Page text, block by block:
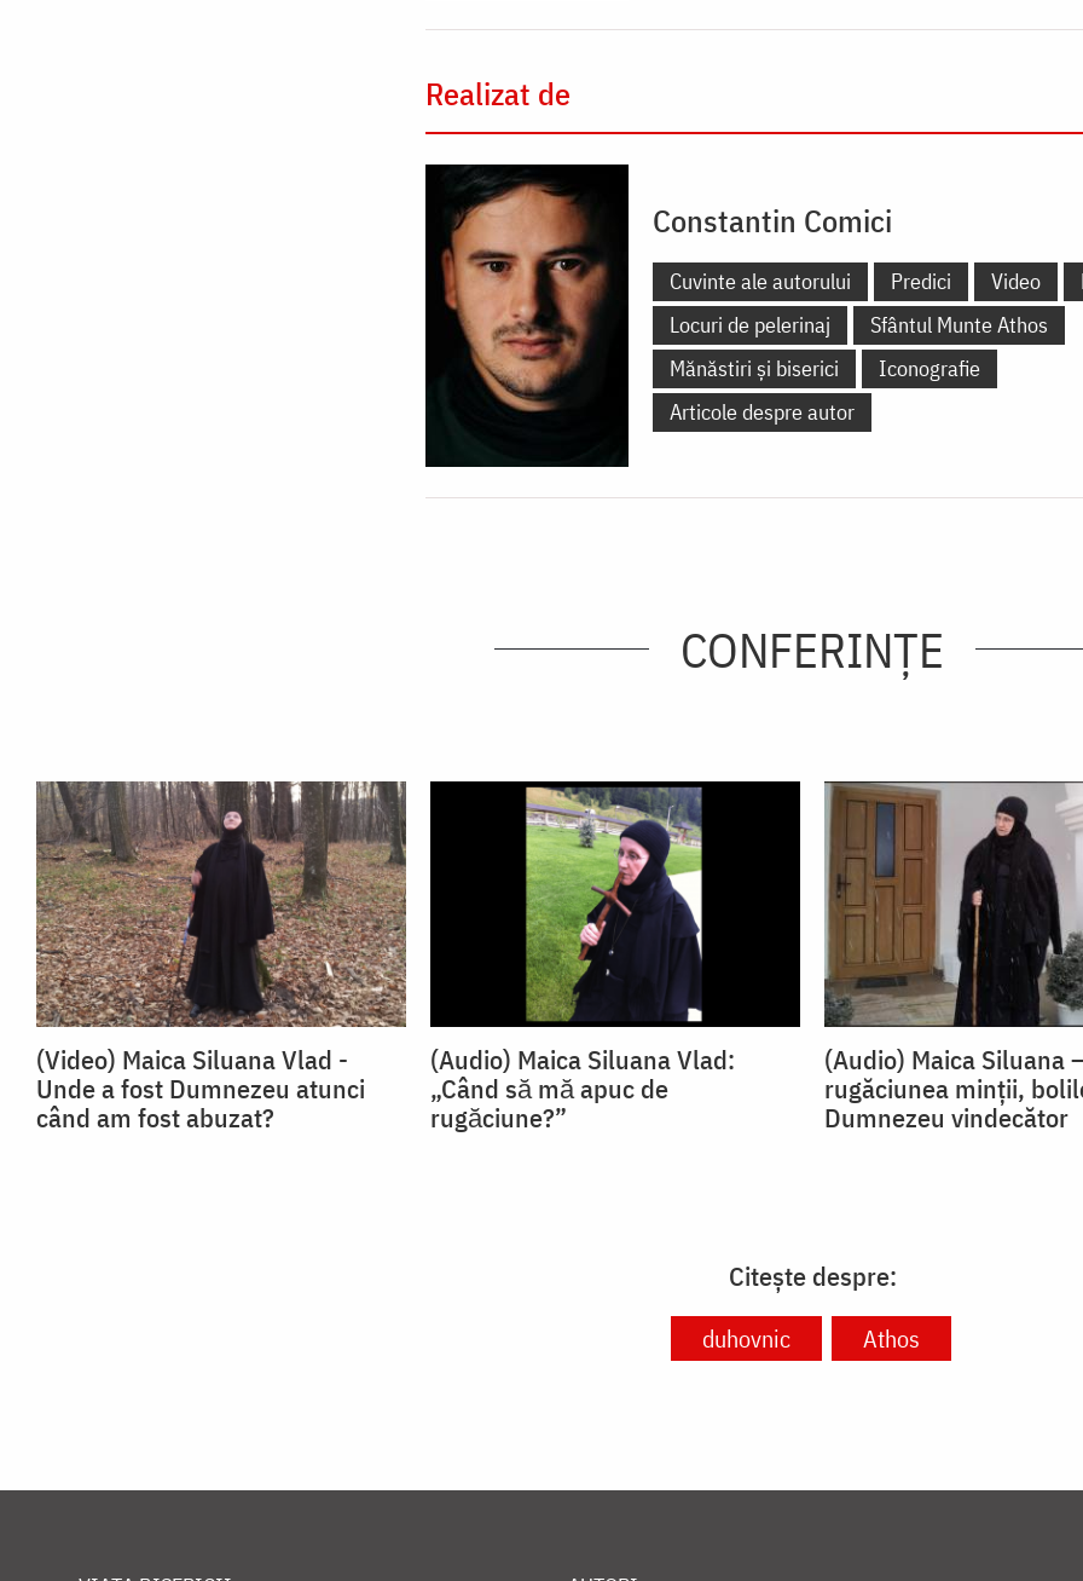
Realizat de
Constantin Comici
Cuvinte ale autorului Predici Video
Locuri de pelerinaj
Sfântul Munte Athos
Mănăstiri și biserici
Iconografie
Articole despre autor
CONFERINȚE
(Video) Maica Siluana Vlad -
Unde a fost Dumnezeu atunci
când am fost abuzat?
(Audio) Maica Siluana Vlad:
„Când să mă apuc de
rugăciune?”
(Audio) Maica Siluana
rugăciunea minții,
Dumnezeu vindecător
Citește despre:
duhovnic Athos